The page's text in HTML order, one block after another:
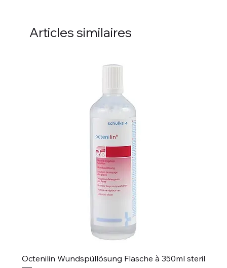
Articles similaires
Octenilin Wundspüllösung Flasche à 350ml steril